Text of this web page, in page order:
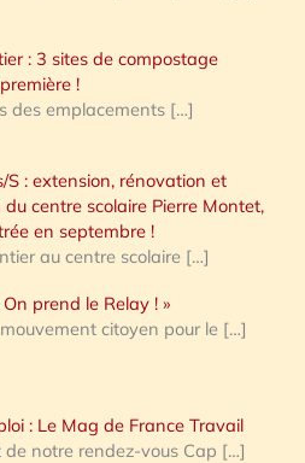
: 3 sites de compostage
!
des emplacements […]
S : extension, rénovation et
centre scolaire Pierre Montet,
en septembre !
au centre scolaire […]
prend le Relay ! »
citoyen pour le […]
: Le Mag de France Travail
de notre rendez-vous Cap […]